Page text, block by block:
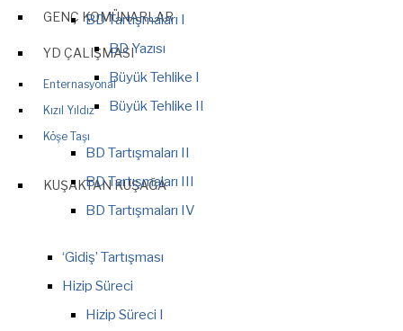
GENÇ KOMÜNARLAR
YD ÇALIŞMASI
Enternasyonal
Kızıl Yıldız
Köşe Taşı
KUŞAKTAN KUŞAĞA
BD Tartışmaları I
BD Yazısı
Büyük Tehlike I
Büyük Tehlike II
BD Tartışmaları II
BD Tartışmaları III
BD Tartışmaları IV
‘Gidiş’ Tartışması
Hizip Süreci
Hizip Süreci I